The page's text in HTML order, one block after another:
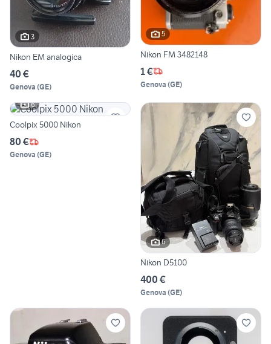
3
Nikon EM analogica
40 €
Genova (GE)
5
Nikon FM 3482148
1 €
Genova (GE)
6
Coolpix 5000 Nikon
80 €
Genova (GE)
6
Nikon D5100
400 €
Genova (GE)